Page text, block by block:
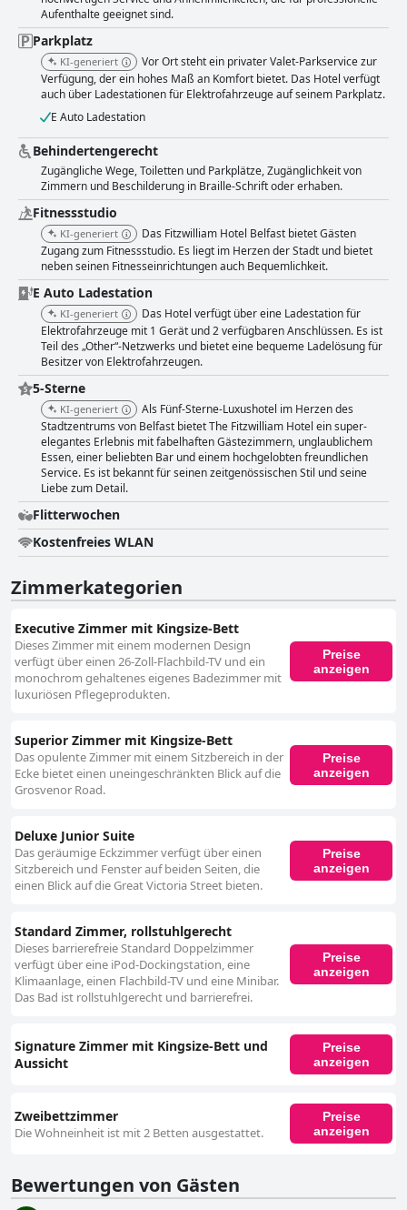
Aufenthalte geeignet sind.
Parkplatz
KI-generiert
Vor Ort steht ein privater Valet-Parkservice zur
Verfügung, der ein hohes Maß an Komfort bietet. Das Hotel verfügt
auch über Ladestationen für Elektrofahrzeuge auf seinem Parkplatz.
E Auto Ladestation
Behindertengerecht
Zugängliche Wege, Toiletten und Parkplätze, Zugänglichkeit von
Zimmern und Beschilderung in Braille-Schrift oder erhaben.
Fitnessstudio
KI-generiert
Das Fitzwilliam Hotel Belfast bietet Gästen
Zugang zum Fitnessstudio. Es liegt im Herzen der Stadt und bietet
neben seinen Fitnesseinrichtungen auch Bequemlichkeit.
E Auto Ladestation
KI-generiert
Das Hotel verfügt über eine Ladestation für
Elektrofahrzeuge mit 1 Gerät und 2 verfügbaren Anschlüssen. Es ist
Teil des „Other“-Netzwerks und bietet eine bequeme Ladelösung für
Besitzer von Elektrofahrzeugen.
5-Sterne
KI-generiert
Als Fünf-Sterne-Luxushotel im Herzen des
Stadtzentrums von Belfast bietet The Fitzwilliam Hotel ein super-
elegantes Erlebnis mit fabelhaften Gästezimmern, unglaublichem
Essen, einer beliebten Bar und einem hochgelobten freundlichen
Service. Es ist bekannt für seinen zeitgenössischen Stil und seine
Liebe zum Detail.
Flitterwochen
Kostenfreies WLAN
Zimmerkategorien
Executive Zimmer mit Kingsize-Bett
Dieses Zimmer mit einem modernen Design
verfügt über einen 26-Zoll-Flachbild-TV und ein
monochrom gehaltenes eigenes Badezimmer mit
luxuriösen Pflegeprodukten.
Preise
anzeigen
Superior Zimmer mit Kingsize-Bett
Das opulente Zimmer mit einem Sitzbereich in der
Ecke bietet einen uneingeschränkten Blick auf die
Grosvenor Road.
Preise
anzeigen
Deluxe Junior Suite
Das geräumige Eckzimmer verfügt über einen
Sitzbereich und Fenster auf beiden Seiten, die
einen Blick auf die Great Victoria Street bieten.
Preise
anzeigen
Standard Zimmer, rollstuhlgerecht
Dieses barrierefreie Standard Doppelzimmer
verfügt über eine iPod-Dockingstation, eine
Klimaanlage, einen Flachbild-TV und eine Minibar.
Das Bad ist rollstuhlgerecht und barrierefrei.
Preise
anzeigen
Signature Zimmer mit Kingsize-Bett und
Aussicht
Preise
anzeigen
Zweibettzimmer
Die Wohneinheit ist mit 2 Betten ausgestattet.
Preise
anzeigen
Bewertungen von Gästen